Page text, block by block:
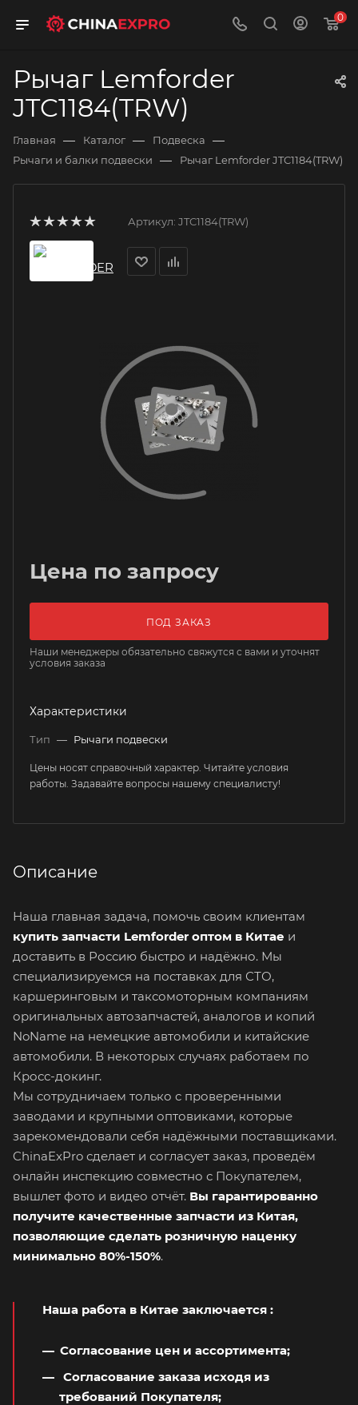
0
Рычаг Lemforder
JTC1184(TRW)
Главная — Каталог — Подвеска —
Рычаги и балки подвески — Рычаг Lemforder JTC1184(TRW)
Артикул: JTC1184(TRW)
Цена по запросу
ПОД ЗАКАЗ
Наши менеджеры обязательно свяжутся с вами и уточнят
условия заказа
Характеристики
Тип — Рычаги подвески
Цены носят справочный характер. Читайте условия
работы. Задавайте вопросы нашему специалисту!
Описание
Наша главная задача, помочь своим клиентам
купить запчасти Lemforder оптом в Китае и
доставить в Россию быстро и надёжно. Мы
специализируемся на поставках для СТО,
каршеринговым и таксомоторным компаниям
оригинальных автозапчастей, аналогов и копий
NoName на немецкие автомобили и китайские
автомобили. В некоторых случаях работаем по
Кросс-докинг.
Мы сотрудничаем только с проверенными
заводами и крупными оптовиками, которые
зарекомендовали себя надёжными поставщиками.
ChinaExPro сделает и согласует заказ, проведём
онлайн инспекцию совместно с Покупателем,
вышлет фото и видео отчёт. Вы гарантированно
получите качественные запчасти из Китая,
позволяющие сделать розничную наценку
минимально 80%-150%.
Наша работа в Китае заключается :
Согласование цен и ассортимента;
Согласование заказа исходя из
требований Покупателя;